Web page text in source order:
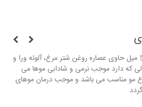
ماسک موی مکس لیدی 500 میل حاوی عصاره روغن شتر مرغ، آلوئه ورا و
که دارد موجب نرمی و شادابی موها می
مو مناسب می باشد و موجب درمان موهای